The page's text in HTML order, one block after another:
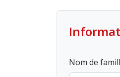
Nom de